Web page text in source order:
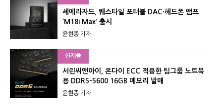
셰에라자드, 퀘스타일 포터블 DAC·헤드폰 앰프
‘M18i Max’ 출시
윤현종 기자
신제품
서린씨앤아이, 온다이 ECC 적용한 팀그룹 노트북
용 DDR5-5600 16GB 메모리 발매
윤현종 기자